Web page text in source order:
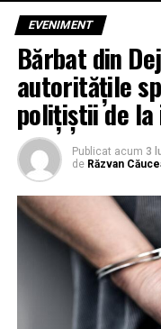
EVENIMENT
Bărbat din
autoritățile
polițiștii de
Publicat acum 3
de Răzvan